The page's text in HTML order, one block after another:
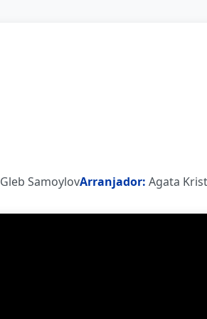
Gleb SamoylovArranjador: Agata